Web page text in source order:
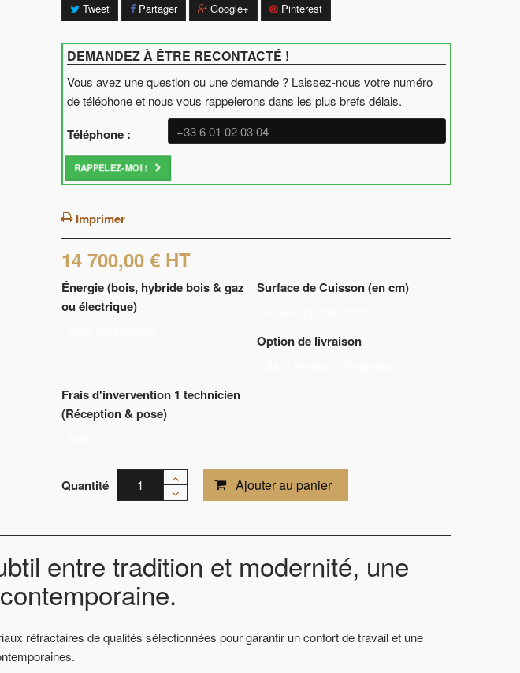
Tweet Partager Google+ Pinterest
DEMANDEZ À ÊTRE RECONTACTÉ !
Vous avez une question ou une demande ? Laissez-nous votre numéro
de téléphone et nous vous rappelerons dans les plus brefs délais.
Téléphone :
RAPPELEZ-MOI !
Imprimer
14 700,00 € HT
Énergie (bois, hybride bois & gaz
ou électrique)
Surface de Cuisson (en cm)
Option de livraison
Frais d'invervention 1 technicien
(Réception & pose)
Quantité Ajouter au panier
entre tradition et modernité, une
réfractaires de qualités sélectionnées pour garantir un confort de travail et une